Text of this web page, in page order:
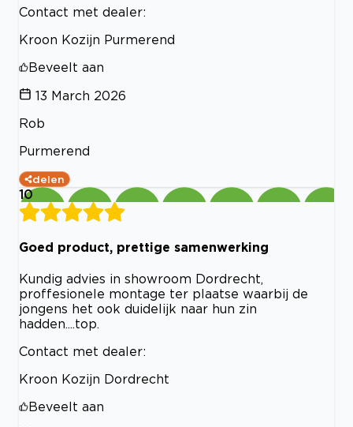
Contact met dealer:
Kroon Kozijn Purmerend
Beveelt aan
13 March 2026
Rob
Purmerend
delen
10
Goed product, prettige samenwerking
Kundig advies in showroom Dordrecht,
proffesionele montage ter plaatse waarbij de
jongens het ook duidelijk naar hun zin
hadden....top.
Contact met dealer:
Kroon Kozijn Dordrecht
Beveelt aan